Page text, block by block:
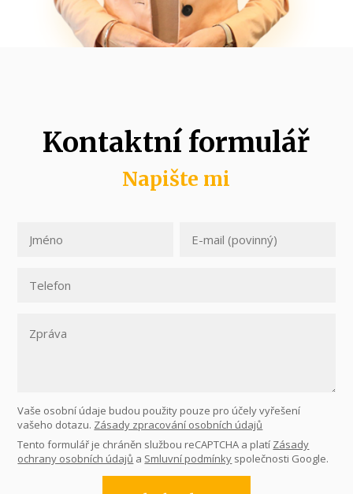
Kontaktní formulář
Napište mi
Vaše osobní údaje budou použity pouze pro účely vyřešení
vašeho dotazu. Zásady zpracování osobních údajů
Tento formulář je chráněn službou reCAPTCHA a platí Zásady
ochrany osobních údajů a Smluvní podmínky společnosti Google.